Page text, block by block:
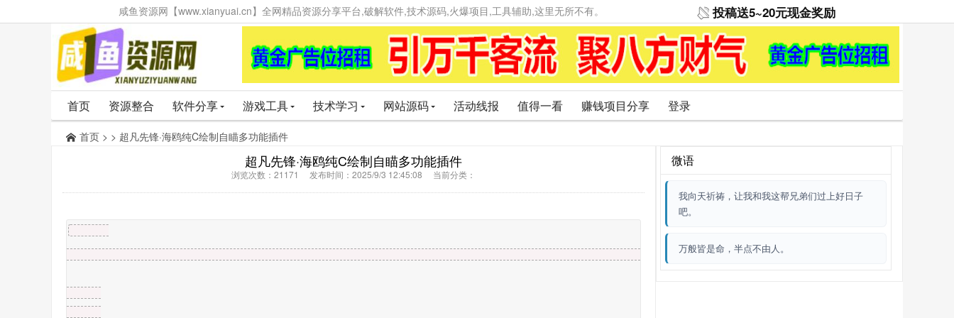
咸鱼资源网【www.xianyuai.cn】全网精品资源分享平台,破解软件,技术源码,火爆项目,工具辅助,这里无所不有。 投稿送5~20元现金奖励
首页 资源整合 软件分享 游戏工具 技术学习 网站源码 活动线报 值得一看 赚钱项目分享 登录
首页 > > 超凡先锋·海鸥纯C绘制自瞄多功能插件
超凡先锋·海鸥纯C绘制自瞄多功能插件
浏览次数：21171 发布时间：2025/9/3 12:45:08 当前分类：
微语
我向天祈祷，让我和我这帮兄弟们过上好日子
吧。
万般皆是命，半点不由人。